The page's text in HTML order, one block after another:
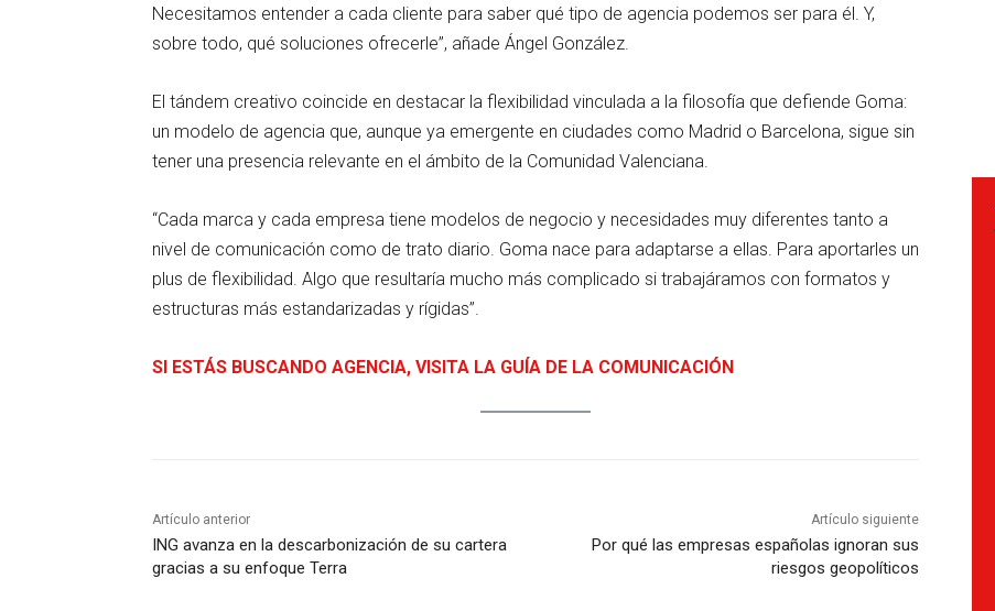
Necesitamos entender a cada cliente para saber qué tipo de agencia podemos ser para él. Y,
sobre todo, qué soluciones ofrecerle”, añade Ángel González.
El tándem creativo coincide en destacar la flexibilidad vinculada a la filosofía que defiende Goma:
un modelo de agencia que, aunque ya emergente en ciudades como Madrid o Barcelona, sigue sin
tener una presencia relevante en el ámbito de la Comunidad Valenciana.
“Cada marca y cada empresa tiene modelos de negocio y necesidades muy diferentes tanto a
nivel de comunicación como de trato diario. Goma nace para adaptarse a ellas. Para aportarles un
plus de flexibilidad. Algo que resultaría mucho más complicado si trabajáramos con formatos y
estructuras más estandarizadas y rígidas”.
SI ESTÁS BUSCANDO AGENCIA, VISITA LA GUÍA DE LA COMUNICACIÓN
Artículo anterior
ING avanza en la descarbonización de su cartera
gracias a su enfoque Terra
Artículo siguiente
Por qué las empresas españolas ignoran sus
riesgos geopolíticos